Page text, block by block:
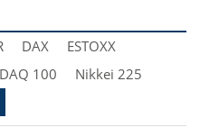
DAX
ESTOXX
100
Nikkei 225